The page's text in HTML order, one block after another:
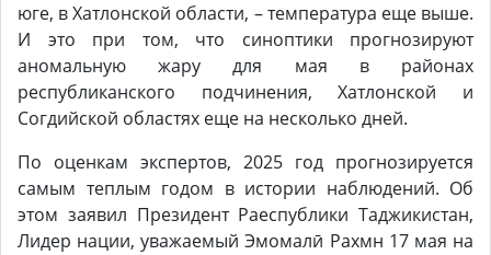
юге, в Хатлонской области, – температура еще выше.
И это при том, что синоптики прогнозируют
аномальную жару для мая в районах
республиканского подчинения, Хатлонской и
Согдийской областях еще на несколько дней.
По оценкам экспертов, 2025 год прогнозируется
самым теплым годом в истории наблюдений. Об
этом заявил Президент Раеспублики Таджикистан,
Лидер нации, уважаемый Эмомалӣ Рахмн 17 мая на